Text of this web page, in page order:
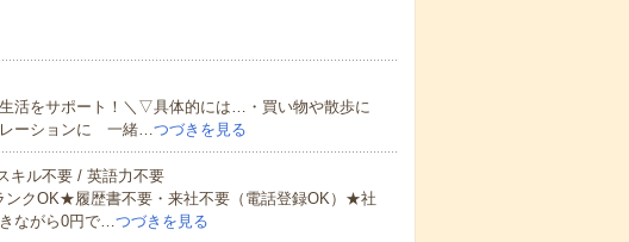
活をサポート！＼▽具体的には…・買い物や散歩に
レーションに 一緒…つづきを見る
キル不要 / 英語力不要
クOK★履歴書不要・来社不要（電話登録OK）★社
ながら0円で…つづきを見る